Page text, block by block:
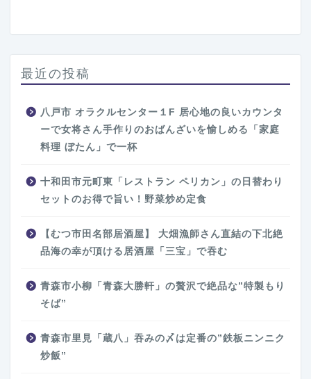
最近の投稿
八戸市 オラクルセンター１F 居心地の良いカウンタ
ーで女将さん手作りのおばんざいを愉しめる「家庭
料理 ぼたん」で一杯
十和田市元町東「レストラン ペリカン」の日替わり
セットのお得で旨い！野菜炒め定食
【むつ市田名部居酒屋】 大畑漁師さん直結の下北絶
品海の幸が頂ける居酒屋「三宝」で吞む
青森市小柳「青森大勝軒」の贅沢で絶品な”特製もり
そば”
青森市里見「蔵八」吞みの〆は定番の”鉄板ニンニク
炒飯”